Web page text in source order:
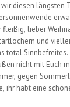
wir diesen längsten
fleißig, lieber
und
total
nicht mit Euch
gegen
ihr habt eine